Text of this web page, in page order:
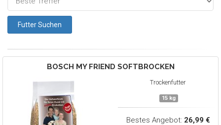
BOSCH MY FRIEND SOFTBROCKEN
Trockenfutter
15 kg
Bestes Angebot: 26,99 €